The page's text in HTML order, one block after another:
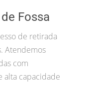
Fossa
de retirada
Atendemos
com
alta capacidade